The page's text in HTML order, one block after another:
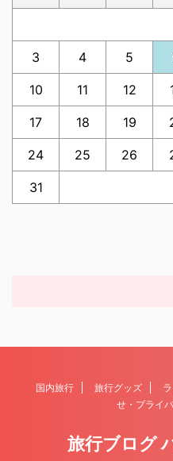
3 4 5
10 11 12
17 18 19
24 25 26
31
国内旅行 旅行グッズ
せ・プライ
旅行ブログ